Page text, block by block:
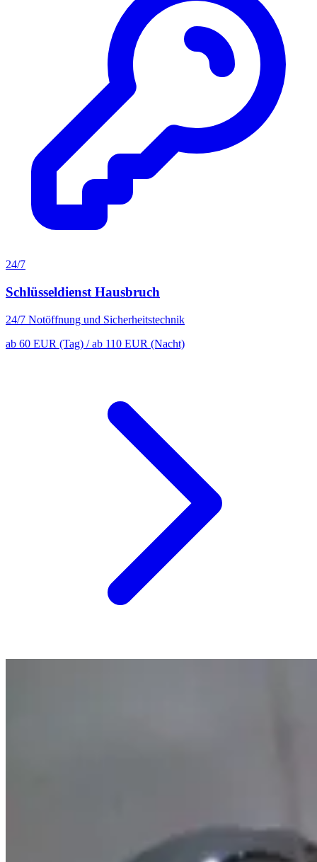
24/7
Schlüsseldienst Hausbruch
24/7 Notöffnung und Sicherheitstechnik
ab 60 EUR (Tag) / ab 110 EUR (Nacht)